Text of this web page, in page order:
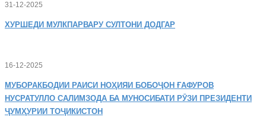
31-12-2025
ХУРШЕДИ МУЛКПАРВАРУ СУЛТОНИ ДОДГАР
16-12-2025
МУБОРАКБОДИИ РАИСИ НОҲИЯИ БОБОҶОН ҒАФУРОВ
НУСРАТУЛЛО САЛИМЗОДА БА МУНОСИБАТИ РӮЗИ ПРЕЗИДЕНТИ
ҶУМҲУРИИ ТОҶИКИСТОН